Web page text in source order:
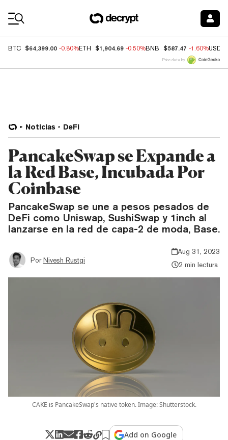
BTC $64,399.00 -0.80%ETH $1,904.69 -0.50%BNB $587.47 -1.60%USDC
Price data by
Noticias DeFi
PancakeSwap se Expande a
la Red Base, Incubada Por
Coinbase
PancakeSwap se une a pesos pesados de
DeFi como Uniswap, SushiSwap y 1inch al
lanzarse en la red de capa-2 de moda, Base.
Por Nivesh Rustgi
Aug 31, 2023
2 min lectura
CAKE is PancakeSwap's native token. Image: Shutterstock.
Add on Google